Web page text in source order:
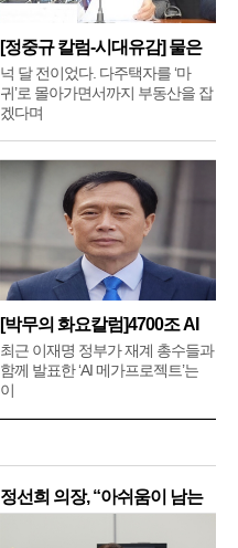
[정중규 칼럼-시대유감] 물은
배
넉 달 전이었다. 다주택자를 ‘마
귀’로 몰아가면서까지 부동산을 잡
겠다며
[박무의 화요칼럼]4700조 AI
메
최근 이재명 정부가 재계 총수들과
함께 발표한 ‘AI 메가프로젝트’는
이
정선희 의장, “아쉬움이 남는